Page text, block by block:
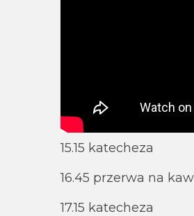
15.15 katecheza
16.45 przerwa na
17.15 katecheza